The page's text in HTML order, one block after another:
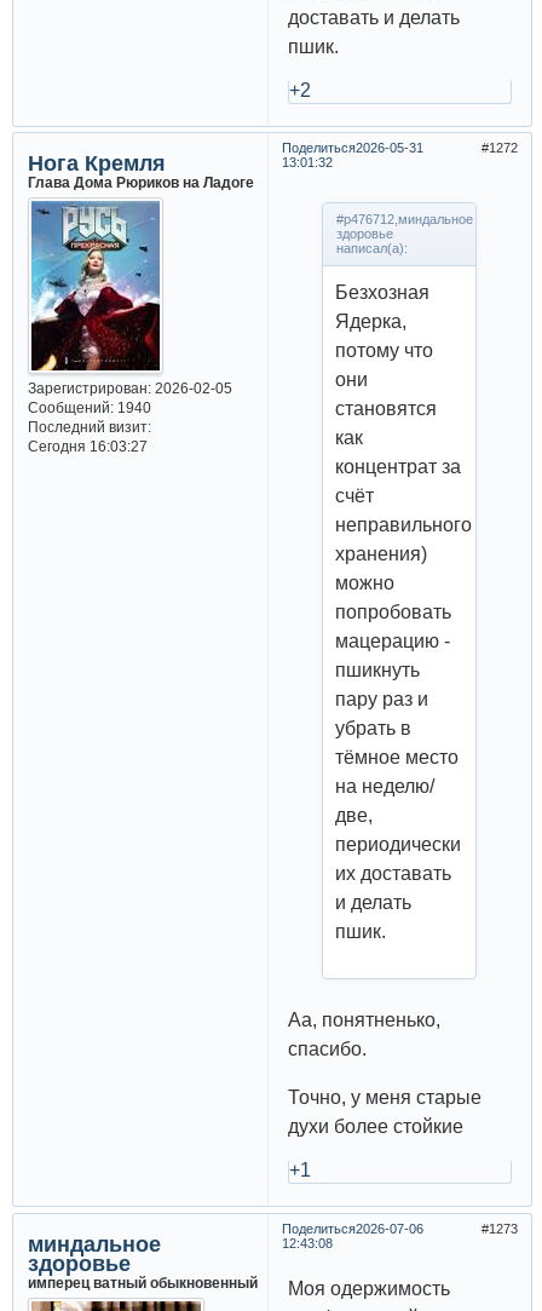
доставать и делать
пшик.
+2
Поделиться 1272
2026-05-31
13:01:32
Нога Кремля
Глава Дома Рюриков на Ладоге
Зарегистрирован: 2026-02-05
Сообщений:1940
Последний визит:
Сегодня 16:03:27
#p476712,миндальное
здоровье
написал(а):
Безхозная
Ядерка,
потому что
они
становятся
как
концентрат за
счёт
неправильного
хранения)
можно
попробовать
мацерацию -
пшикнуть
пару раз и
убрать в
тёмное место
на неделю/
две,
периодически
их доставать
и делать
пшик.
Аа, понятненько,
спасибо.
Точно, у меня старые
духи более стойкие
+1
Поделиться 1273
2026-07-06
12:43:08
миндальное
здоровье
имперец ватный обыкновенный
Моя одержимость